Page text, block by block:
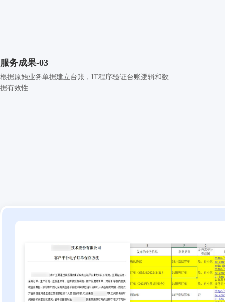
服务成果-03
根据原始业务单据建立台账，IT程序验证台账逻辑和数
据有效性